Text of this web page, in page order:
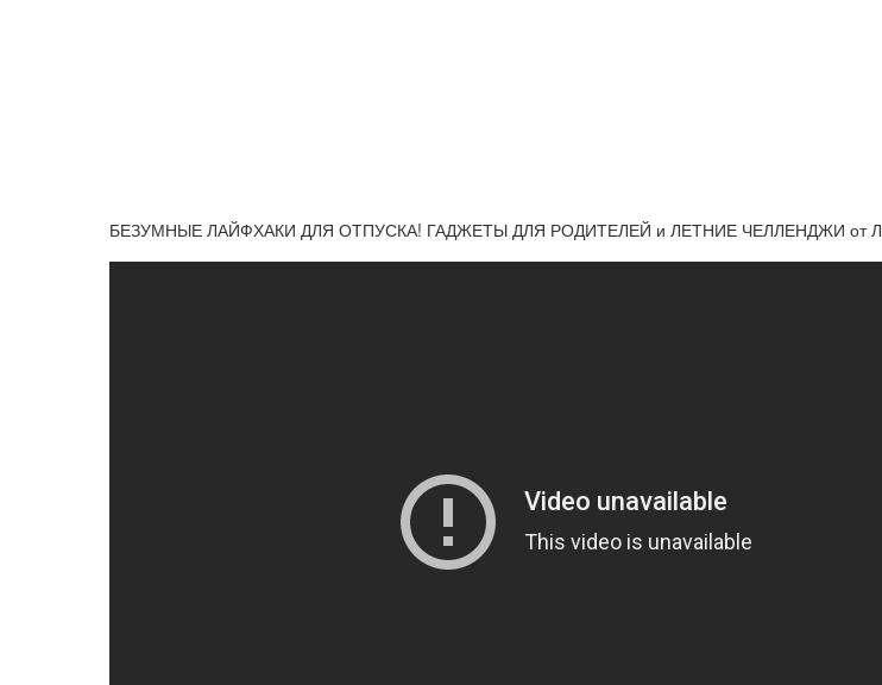
БЕЗУМНЫЕ ЛАЙФХАКИ ДЛЯ ОТПУСКА! ГАДЖЕТЫ ДЛЯ РОДИТЕЛЕЙ и ЛЕТНИЕ ЧЕЛЛЕНДЖИ от